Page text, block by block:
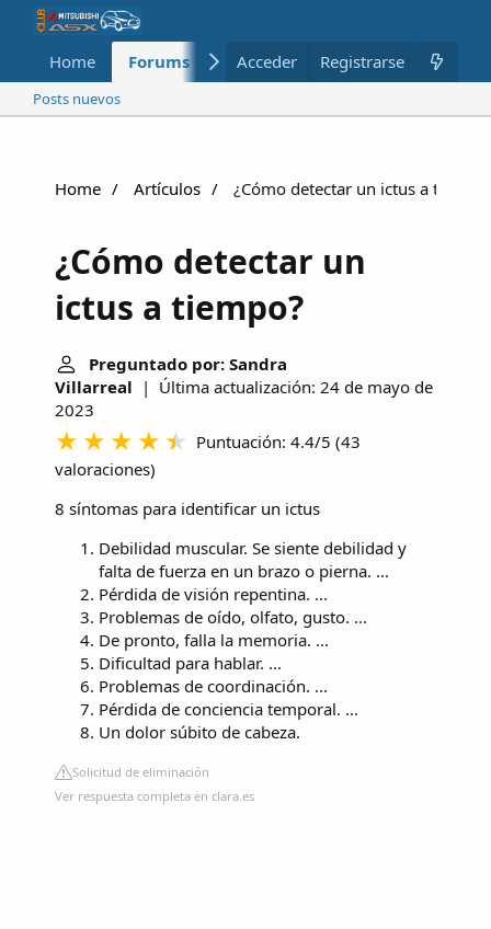
Home Forums Nuevo Miembros
Acceder Registrarse
Posts nuevos
Home Artículos ¿Cómo detectar un ictus a
¿Cómo detectar un
ictus a tiempo?
Preguntado por: Sandra
Villarreal | Última actualización: 24 de mayo de
2023
Puntuación: 4.4/5 (43
valoraciones)
8 síntomas para identificar un ictus
Debilidad muscular. Se siente debilidad y
falta de fuerza en un brazo o pierna. ...
Pérdida de visión repentina. ...
Problemas de oído, olfato, gusto. ...
De pronto, falla la memoria. ...
Dificultad para hablar. ...
Problemas de coordinación. ...
Pérdida de conciencia temporal. ...
Un dolor súbito de cabeza.
Solicitud de eliminación
Ver respuesta completa en clara.es